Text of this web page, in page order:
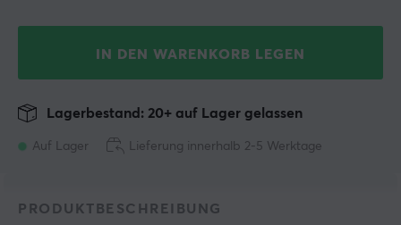
IN DEN WARENKORB LEGEN
Auf Lager
Lagerbestand: 20+ auf Lager gelassen
Lieferung innerhalb 2-5 Werktage
PRODUKTBESCHREIBUNG